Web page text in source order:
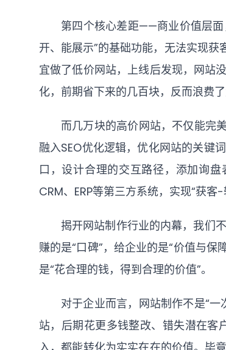
第四个核心差距——商业价值层面
开、能展示”的基础功能，无法实现
宜做了低价网站，上线后发现，网站
化，前期省下来的几百块，反而浪费
而几万块的高价网站，不仅能完
融入SEO优化逻辑，优化网站的关键
口，设计合理的交互路径，添加询
CRM、ERP等第三方系统，实现“获
揭开网站制作行业的内幕，我们
赚的是“口碑”，给企业的是“价值与
是“花合理的钱，得到合理的价值”。
对于企业而言，网站制作不是“
站，后期花更多钱整改、错失潜在客